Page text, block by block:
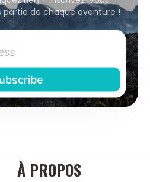
de chaque aventure !
À PROPOS